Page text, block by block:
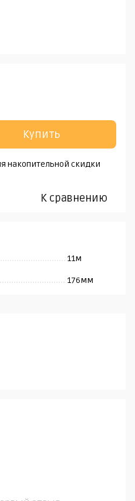
Купить
накопительной скидки
К сравнению
11м
176мм